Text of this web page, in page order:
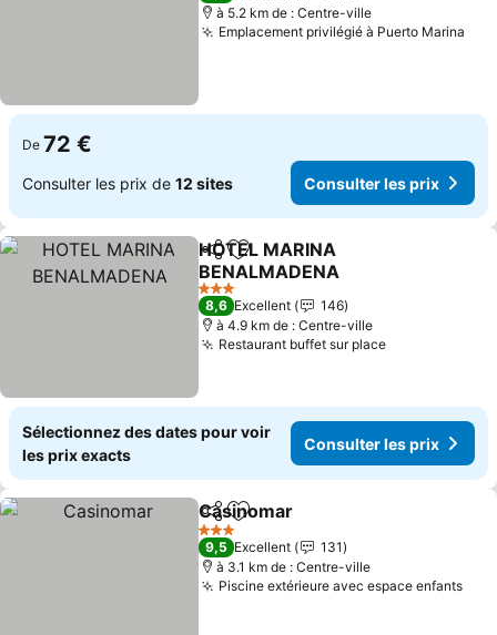
à 5.2 km de : Centre-ville
Emplacement privilégié à Puerto Marina
De 72 €
Consulter les prix de 12 sites Consulter les prix
PartagerAjouter à mes favoris
HOTEL MARINA
BENALMADENA
3 Étoiles
8,6 Excellent
146
à 4.9 km de : Centre-ville
Restaurant buffet sur place
Sélectionnez des dates pour voir
les prix exacts
Consulter les prix
PartagerAjouter à mes favoris
Casinomar
3 Étoiles
9,5 Excellent
131
à 3.1 km de : Centre-ville
Piscine extérieure avec espace enfants